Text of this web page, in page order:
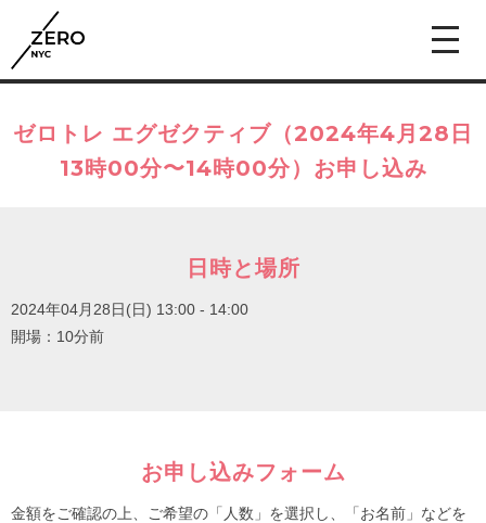
ゼロトレ エグゼクティブ（2024年4月28日
13時00分〜14時00分）お申し込み
日時と場所
2024年04月28日(日) 13:00 - 14:00
開場：10分前
お申し込みフォーム
金額をご確認の上、ご希望の「人数」を選択し、「お名前」などを